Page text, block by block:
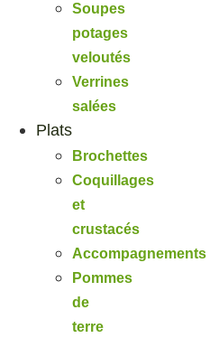
Soupes
potages
veloutés
Verrines
salées
Plats
Brochettes
Coquillages
et
crustacés
Accompagnements
Pommes
de
terre